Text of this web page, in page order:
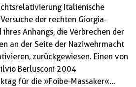
Italienische
der rechten Giorgia-
Anhangs, die Verbrechen der
an der Seite der Naziwehrmacht
zurückgewiesen. Einen von
Berlusconi 2004
für die »Foibe-Massaker«